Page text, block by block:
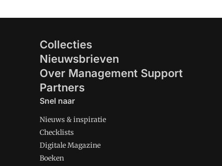
Collecties
Nieuwsbrieven
Over Management Support
Partners
Snel naar
Nieuws & inspiratie
Checklists
Digitale Magazine
Boeken